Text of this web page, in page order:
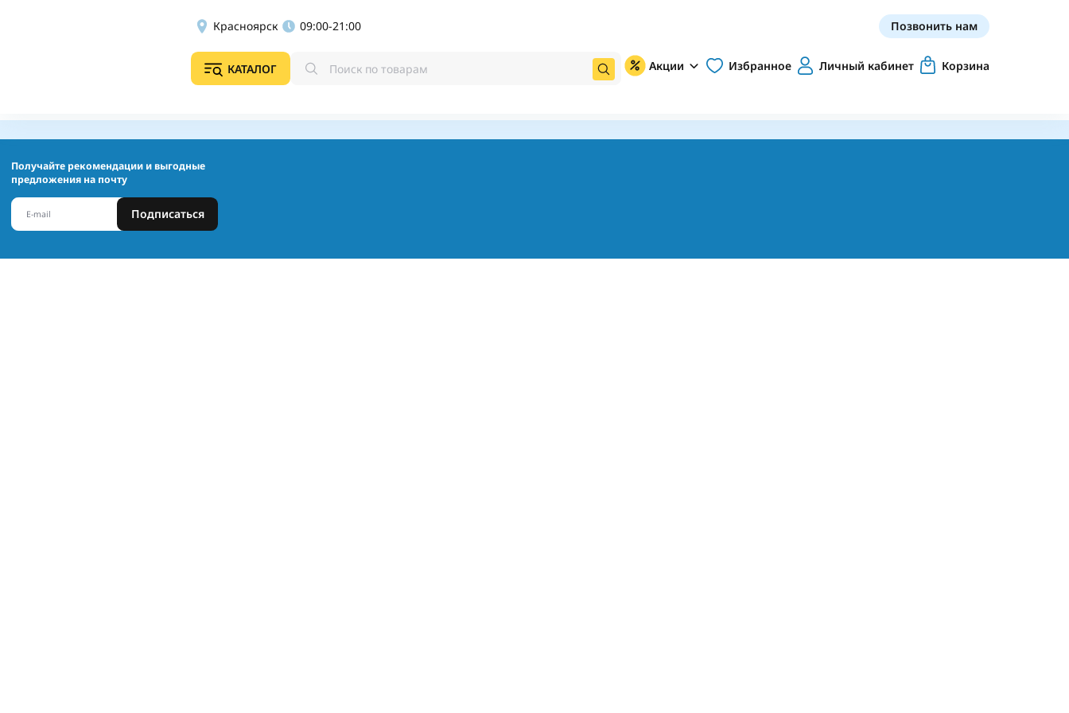
Красноярск 09:00-21:00 Позвонить нам
КАТАЛОГ Акции Избранное Личный кабинет Корзина
Получайте рекомендации и выгодные
предложения на почту
Подписаться